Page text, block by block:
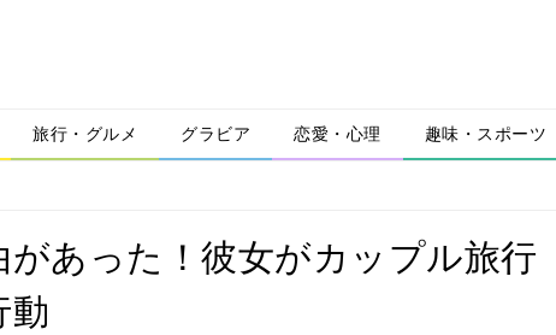
旅行・グルメ グラビア 恋愛・心理 趣味・スポーツ
あった！彼女がカップル旅行
動